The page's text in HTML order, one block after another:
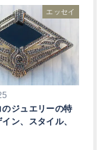
エッセイ
のジュエリーの特
ン、スタイル、